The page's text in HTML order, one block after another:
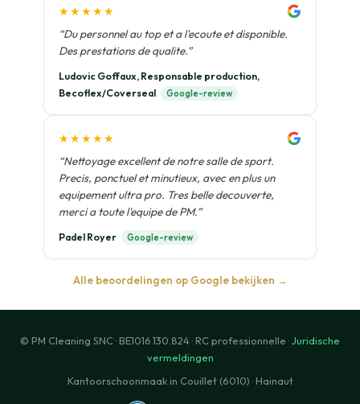
★★★★★
“Du personnel au top et a l'ecoute et disponible.
Des prestations de qualite.”
Ludovic Goffaux, Responsable production,
Becoflex/Coverseal
Google-review
★★★★★
“Nettoyage excellent de notre salle de sport.
Precis, ponctuel et minutieux, avec en plus un
equipement ultra pro. Tres belle decouverte,
merci a toute l'equipe de PM.”
Padel Royer Google-review
Alle beoordelingen op Google bekijken →
© PM Cleaning SNC · BE1016.130.824 · RC professionnelle ·Juridische
vermeldingen
Kantoorschoonmaak in Couillet (6010) · Hainaut